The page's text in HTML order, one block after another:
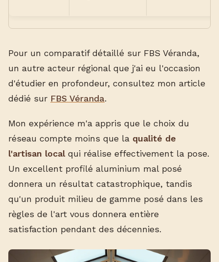
Pour un comparatif détaillé sur FBS Véranda,
un autre acteur régional que j'ai eu l'occasion
d'étudier en profondeur, consultez mon article
dédié sur FBS Véranda.
Mon expérience m'a appris que le choix du
réseau compte moins que la qualité de
l'artisan localqui réalise effectivement la pose.
Un excellent profilé aluminium mal posé
donnera un résultat catastrophique, tandis
qu'un produit milieu de gamme posé dans les
règles de l'art vous donnera entière
satisfaction pendant des décennies.